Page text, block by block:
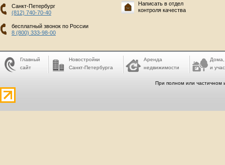
Санкт-Петербург
(812) 740-70-40
бесплатный звонок по России
8 (800) 333-98-00
Написать в отдел
контроля качества
Главный
сайт
Новостройки
Санкт-Петербурга
Аренда
недвижимости
Дома,
и
При полном или частичном